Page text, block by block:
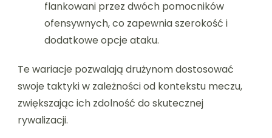
flankowani przez dwóch pomocników
ofensywnych, co zapewnia szerokość i
dodatkowe opcje ataku.
Te wariacje pozwalają drużynom dostosować
swoje taktyki w zależności od kontekstu meczu,
zwiększając ich zdolność do skutecznej
rywalizacji.